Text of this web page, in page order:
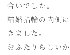
合いでした。
結婚指輪の内側
きました。
おふたりらしい